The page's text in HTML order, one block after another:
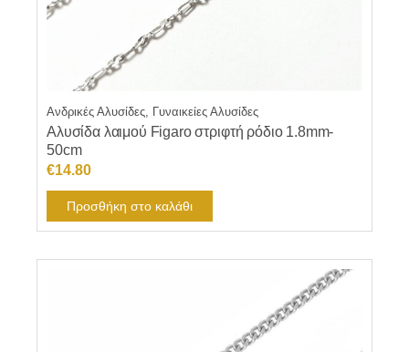
Ανδρικές Αλυσίδες, Γυναικείες Αλυσίδες
Αλυσίδα λαιμού Figaro στριφτή ρόδιο 1.8mm-
50cm
€14.80
Προσθήκη στο καλάθι